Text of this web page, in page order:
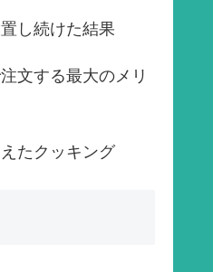
し続けた結果
文する最大のメリ
たクッキング